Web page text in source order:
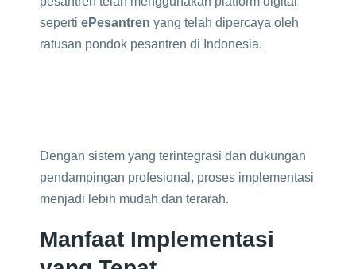
seperti ePesantren yang telah dipercaya oleh
ratusan pondok pesantren di Indonesia.
Dengan sistem yang terintegrasi dan dukungan
pendampingan profesional, proses implementasi
menjadi lebih mudah dan terarah.
Manfaat Implementasi